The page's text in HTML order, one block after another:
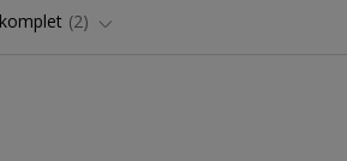
2